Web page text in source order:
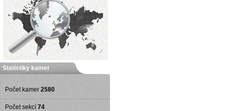
Statistiky kamer
Počet kamer 2580
Počet sekcí 74